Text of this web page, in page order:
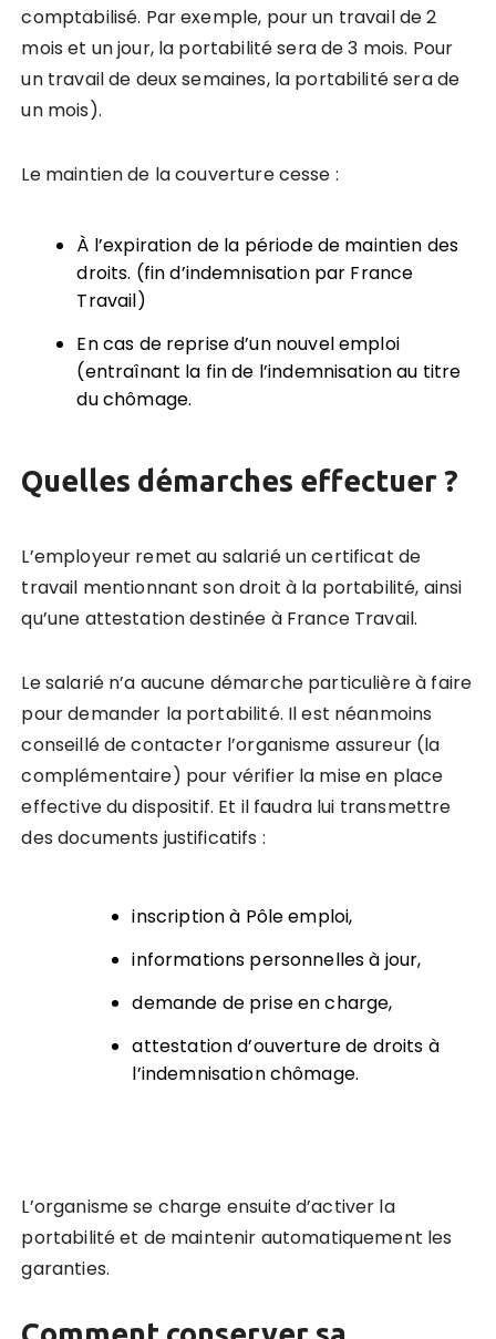
comptabilisé. Par exemple, pour un travail de 2
mois et un jour, la portabilité sera de 3 mois. Pour
un travail de deux semaines, la portabilité sera de
un mois).
Le maintien de la couverture cesse :
À l’expiration de la période de maintien des
droits. (fin d’indemnisation par France
Travail)
En cas de reprise d’un nouvel emploi
(entraînant la fin de l’indemnisation au titre
du chômage.
Quelles démarches effectuer ?
L’employeur remet au salarié un certificat de
travail mentionnant son droit à la portabilité, ainsi
qu’une attestation destinée à France Travail.
Le salarié n’a aucune démarche particulière à faire
pour demander la portabilité. Il est néanmoins
conseillé de contacter l’organisme assureur (la
complémentaire) pour vérifier la mise en place
effective du dispositif. Et il faudra lui transmettre
des documents justificatifs :
inscription à Pôle emploi,
informations personnelles à jour,
demande de prise en charge,
attestation d’ouverture de droits à
l’indemnisation chômage.
L’organisme se charge ensuite d’activer la
portabilité et de maintenir automatiquement les
garanties.